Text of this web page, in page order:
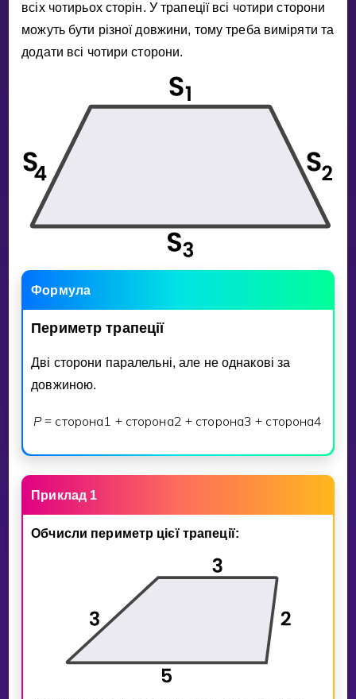
всiх чотирьох сторiн. У трапецiї всi чотири сторони
можуть бути рiзної довжини, тому треба вимiряти та
додати всi чотири сторони.
Формула
Периметр трапецiї
Двi сторони паралельнi, але не однаковi за
довжиною.
P = сторона1 + сторона2 + сторона3 + сторона4
Приклад 1
Обчисли периметр цiєї трапецiї: